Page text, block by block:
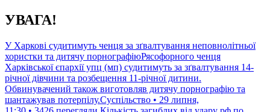
Перейти
до
УВАГА!
У Харкові судитимуть ченця за зґвалтування неповнолітньої
хористки та дитячу порнографіюРясофорного ченця
Харківської єпархії упц (мп) судитимуть за зґвалтування 14-
річної дівчини та розбещення 11-річної дитини.
Обвинувачений також виготовляв дитячу порнографію та
шантажував потерпілу.Суспільство • 29 липня,